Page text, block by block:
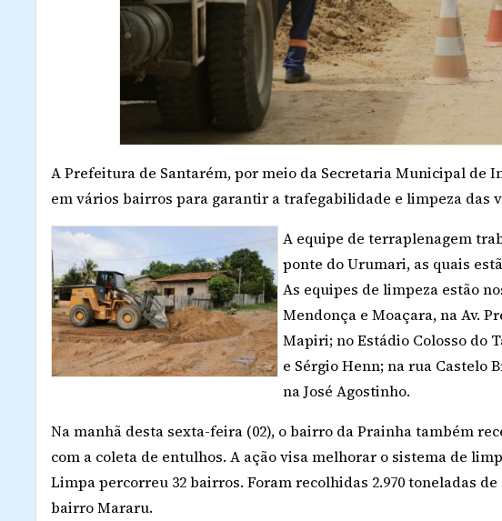
A Prefeitura de Santarém, por meio da Secretaria Municipal de
em vários bairros para garantir a trafegabilidade e limpeza das
A equipe de terraplenagem
ponte do Urumari, as quais
As equipes de limpeza estão
Mendonça e Moaçara, na Av.
Mapiri; no Estádio Colosso do
e Sérgio Henn; na rua Castelo
na José Agostinho.
Na manhã desta sexta-feira (02), o bairro da Prainha também
com a coleta de entulhos. A ação visa melhorar o sistema de
Limpa percorreu 32 bairros. Foram recolhidas 2.970 toneladas
bairro Mararu.